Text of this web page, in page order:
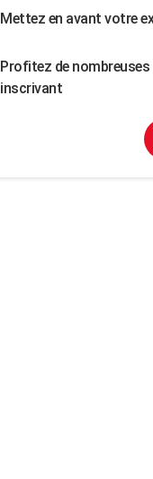
Mettez en avant votre
Profitez de
inscrivant